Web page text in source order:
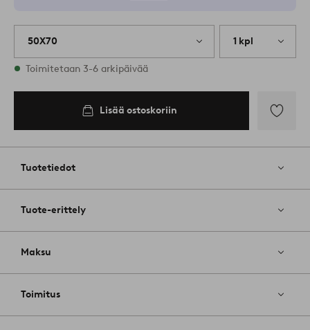
50X70 1 kpl
Varastossa
Toimitetaan 3-6 arkipäivää
Lisää ostoskoriin
Tuotetiedot
Tuote-erittely
Maksu
Toimitus